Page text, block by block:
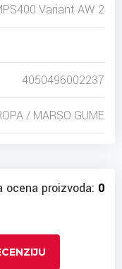
Variant AW 2
4050496002237
/ MARSO GUME
ocena proizvoda: 0